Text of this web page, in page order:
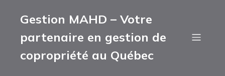
Gestion MAHD – Votre
partenaire en gestion de
copropriété au Québec